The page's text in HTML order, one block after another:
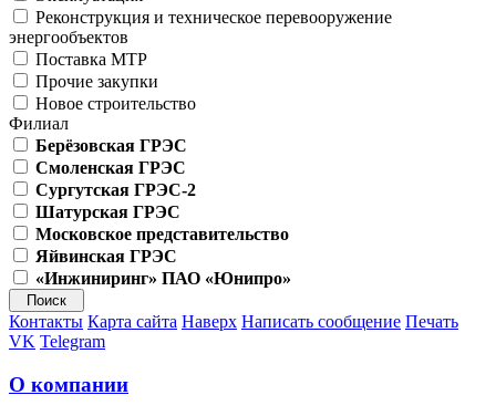
Реконструкция и техническое перевооружение
энергообъектов
Поставка МТР
Прочие закупки
Новое строительство
Филиал
Берёзовская ГРЭС
Смоленская ГРЭС
Сургутская ГРЭС-2
Шатурская ГРЭС
Московское представительство
Яйвинская ГРЭС
«Инжиниринг» ПАО «Юнипро»
Контакты Карта сайта Наверх Написать сообщение Печать
VK Telegram
О компании